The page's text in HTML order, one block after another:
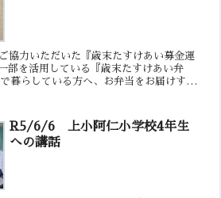
協力いただいた『歳末たすけあい募金運
部を活用している『歳末たすけあい弁
暮らしている方へ、お弁当をお届けする
R5/6/6 上小阿仁小学校4年生
への講話